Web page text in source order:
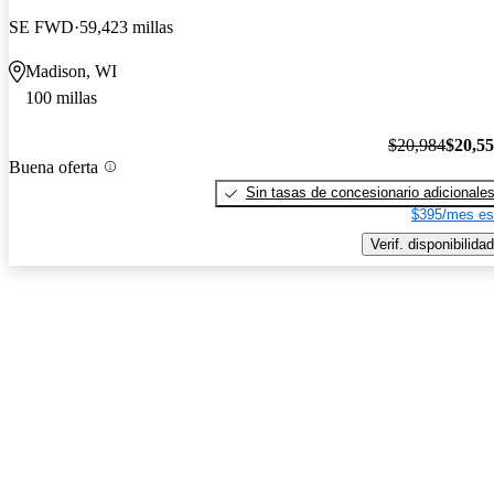
SE FWD 59,423 millas
Madison, WI
100 millas
Buena oferta
$20,984
Sin tasas de concesionario adicionales
$395/mes
Verif. disponibilidad